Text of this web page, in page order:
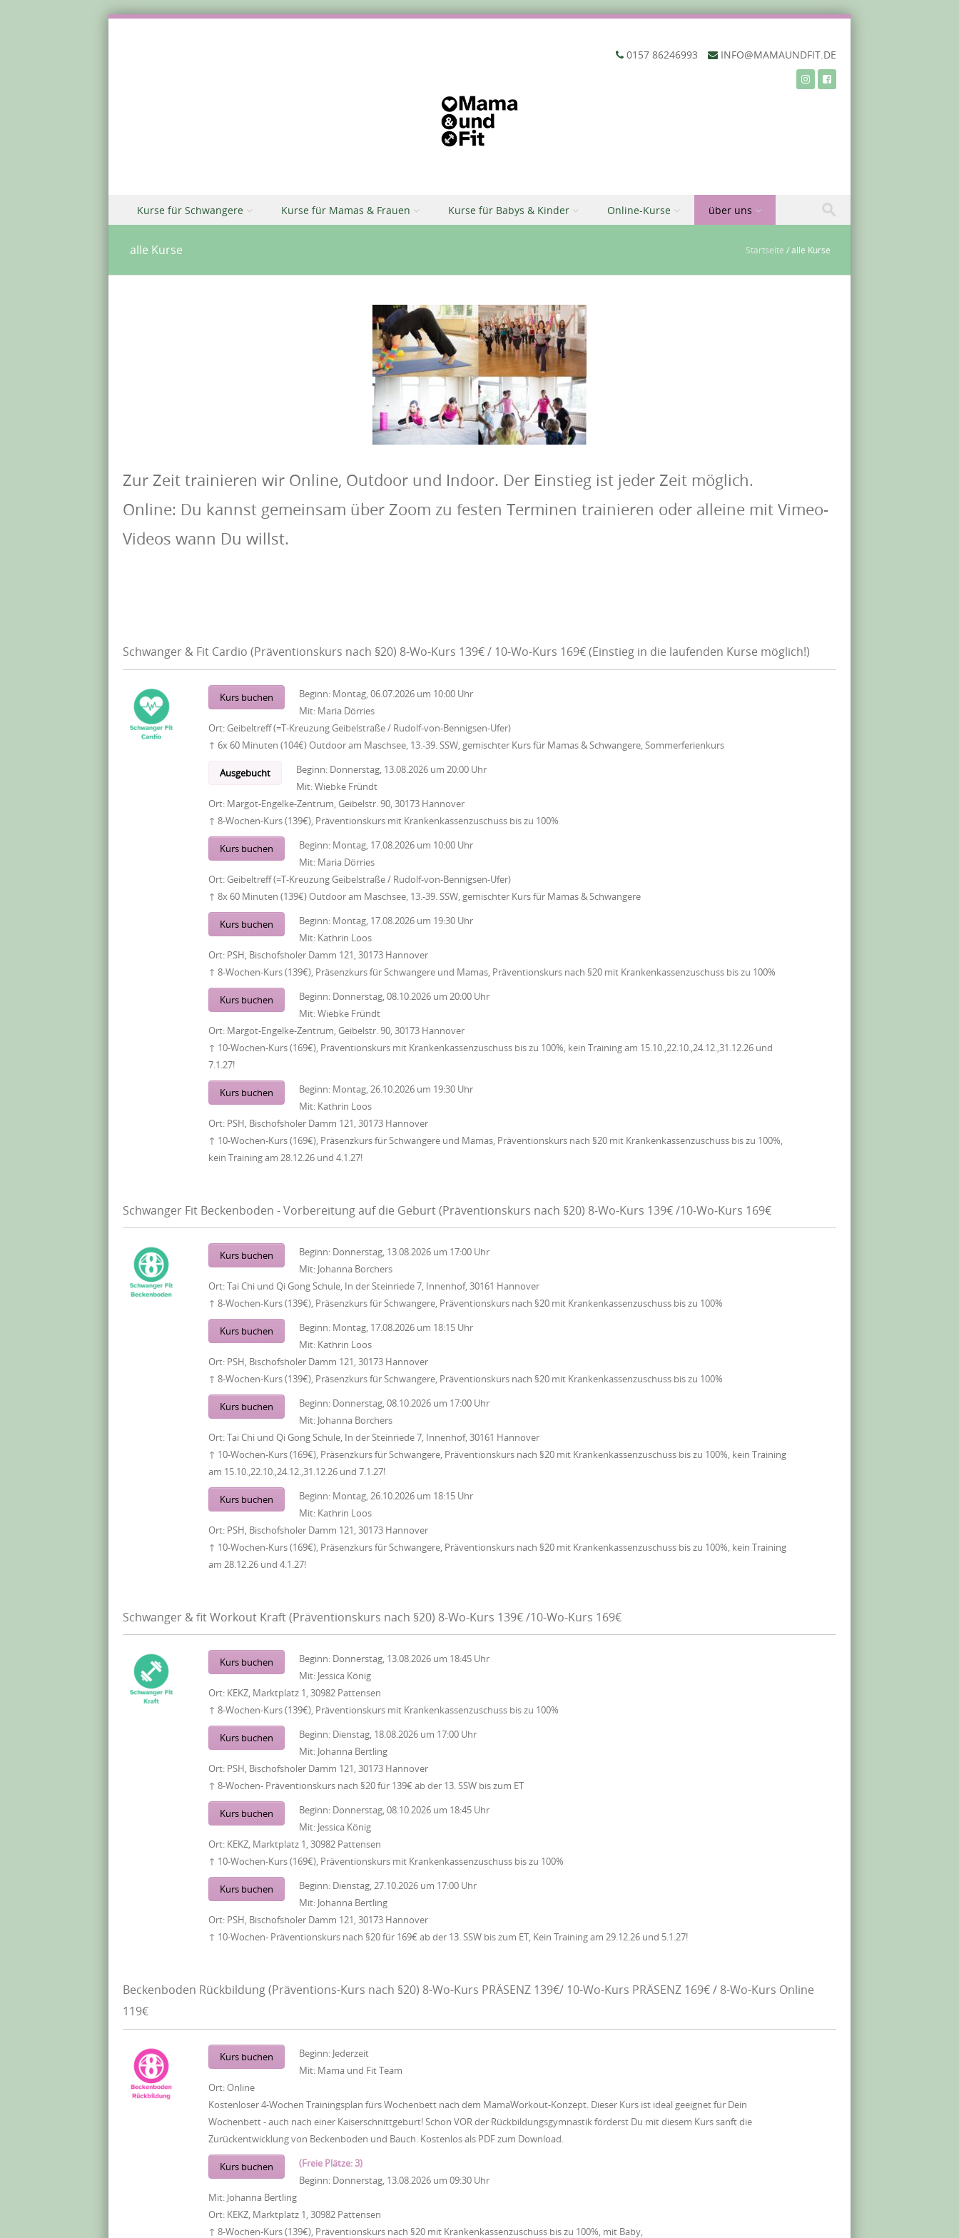
‭0157 86246993‬ INFO@MAMAUNDFIT.DE
Menü
Zu Inhalt springen
Kurse für Schwangere Kurse für Mamas & Frauen Kurse für Babys & Kinder Online-Kurse über uns
alle Kurse Startseite /alle Kurse
Zur Zeit trainieren wir Online, Outdoor und Indoor. Der Einstieg ist jeder Zeit möglich.
Online: Du kannst gemeinsam über Zoom zu festen Terminen trainieren oder alleine mit Vimeo-
Videos wann Du willst.
Schwanger & Fit Cardio (Präventionskurs nach §20) 8-Wo-Kurs 139€ / 10-Wo-Kurs 169€ (Einstieg in die laufenden Kurse möglich!)
Kurs buchen Beginn: Montag, 06.07.2026 um 10:00 Uhr
Mit: Maria Dörries
Ort:Geibeltreff (=T-Kreuzung Geibelstraße / Rudolf-von-Bennigsen-Ufer)
↑ 6x 60 Minuten (104€) Outdoor am Maschsee, 13.-39. SSW, gemischter Kurs für Mamas & Schwangere, Sommerferienkurs
Ausgebucht Beginn: Donnerstag, 13.08.2026 um 20:00 Uhr
Mit:Wiebke Fründt
Ort: Margot-Engelke-Zentrum, Geibelstr. 90, 30173 Hannover
↑ 8-Wochen-Kurs (139€), Präventionskurs mit Krankenkassenzuschuss bis zu 100%
Kurs buchen Beginn: Montag, 17.08.2026 um 10:00 Uhr
Mit: Maria Dörries
Ort:Geibeltreff (=T-Kreuzung Geibelstraße / Rudolf-von-Bennigsen-Ufer)
↑ 8x 60 Minuten (139€) Outdoor am Maschsee, 13.-39. SSW, gemischter Kurs für Mamas & Schwangere
Kurs buchen Beginn: Montag, 17.08.2026 um 19:30 Uhr
Mit: Kathrin Loos
Ort: PSH, Bischofsholer Damm 121, 30173 Hannover
↑ 8-Wochen-Kurs (139€), Präsenzkurs für Schwangere und Mamas, Präventionskurs nach §20 mit Krankenkassenzuschuss bis zu 100%
Kurs buchen Beginn: Donnerstag, 08.10.2026 um 20:00 Uhr
Mit:Wiebke Fründt
Ort: Margot-Engelke-Zentrum, Geibelstr. 90, 30173 Hannover
↑ 10-Wochen-Kurs (169€), Präventionskurs mit Krankenkassenzuschuss bis zu 100%, kein Training am 15.10.,22.10.,24.12.,31.12.26 und
7.1.27!
Kurs buchen Beginn: Montag, 26.10.2026 um 19:30 Uhr
Mit: Kathrin Loos
Ort: PSH, Bischofsholer Damm 121, 30173 Hannover
↑ 10-Wochen-Kurs (169€), Präsenzkurs für Schwangere und Mamas, Präventionskurs nach §20 mit Krankenkassenzuschuss bis zu 100%,
kein Training am 28.12.26 und 4.1.27!
Schwanger Fit Beckenboden - Vorbereitung auf die Geburt (Präventionskurs nach §20) 8-Wo-Kurs 139€ /10-Wo-Kurs 169€
Kurs buchen Beginn: Donnerstag, 13.08.2026 um 17:00 Uhr
Mit: Johanna Borchers
Ort:Tai Chi und Qi Gong Schule, In der Steinriede 7, Innenhof, 30161 Hannover
↑ 8-Wochen-Kurs (139€), Präsenzkurs für Schwangere, Präventionskurs nach §20 mit Krankenkassenzuschuss bis zu 100%
Kurs buchen Beginn: Montag, 17.08.2026 um 18:15 Uhr
Mit: Kathrin Loos
Ort: PSH, Bischofsholer Damm 121, 30173 Hannover
↑ 8-Wochen-Kurs (139€), Präsenzkurs für Schwangere, Präventionskurs nach §20 mit Krankenkassenzuschuss bis zu 100%
Kurs buchen Beginn: Donnerstag, 08.10.2026 um 17:00 Uhr
Mit: Johanna Borchers
Ort:Tai Chi und Qi Gong Schule, In der Steinriede 7, Innenhof, 30161 Hannover
↑ 10-Wochen-Kurs (169€), Präsenzkurs für Schwangere, Präventionskurs nach §20 mit Krankenkassenzuschuss bis zu 100%, kein Training
am 15.10.,22.10.,24.12.,31.12.26 und 7.1.27!
Kurs buchen Beginn: Montag, 26.10.2026 um 18:15 Uhr
Mit: Kathrin Loos
Ort: PSH, Bischofsholer Damm 121, 30173 Hannover
↑ 10-Wochen-Kurs (169€), Präsenzkurs für Schwangere, Präventionskurs nach §20 mit Krankenkassenzuschuss bis zu 100%, kein Training
am 28.12.26 und 4.1.27!
Schwanger & fit Workout Kraft (Präventionskurs nach §20) 8-Wo-Kurs 139€ /10-Wo-Kurs 169€
Kurs buchen Beginn: Donnerstag, 13.08.2026 um 18:45 Uhr
Mit: Jessica König
Ort: KEKZ, Marktplatz 1, 30982 Pattensen
↑ 8-Wochen-Kurs (139€), Präventionskurs mit Krankenkassenzuschuss bis zu 100%
Kurs buchen Beginn: Dienstag, 18.08.2026 um 17:00 Uhr
Mit: Johanna Bertling
Ort: PSH, Bischofsholer Damm 121, 30173 Hannover
↑ 8-Wochen- Präventionskurs nach §20 für 139€ ab der 13. SSW bis zum ET
Kurs buchen Beginn: Donnerstag, 08.10.2026 um 18:45 Uhr
Mit: Jessica König
Ort: KEKZ, Marktplatz 1, 30982 Pattensen
↑ 10-Wochen-Kurs (169€), Präventionskurs mit Krankenkassenzuschuss bis zu 100%
Kurs buchen Beginn: Dienstag, 27.10.2026 um 17:00 Uhr
Mit: Johanna Bertling
Ort: PSH, Bischofsholer Damm 121, 30173 Hannover
↑ 10-Wochen- Präventionskurs nach §20 für 169€ ab der 13. SSW bis zum ET, Kein Training am 29.12.26 und 5.1.27!
Beckenboden Rückbildung (Präventions-Kurs nach §20) 8-Wo-Kurs PRÄSENZ 139€/ 10-Wo-Kurs PRÄSENZ 169€ / 8-Wo-Kurs Online
119€
Kurs buchen Beginn: Jederzeit
Mit: Mama und Fit Team
Ort:Online
Kostenloser 4-Wochen Trainingsplan fürs Wochenbett nach dem MamaWorkout-Konzept. Dieser Kurs ist ideal geeignet für Dein
Wochenbett - auch nach einer Kaiserschnittgeburt! Schon VOR der Rückbildungsgymnastik förderst Du mit diesem Kurs sanft die
Zurückentwicklung von Beckenboden und Bauch. Kostenlos als PDF zum Download.
Kurs buchen
(Freie Plätze: 3)
Beginn: Donnerstag, 13.08.2026 um 09:30 Uhr
Mit: Johanna Bertling
Ort: KEKZ, Marktplatz 1, 30982 Pattensen
↑ 8-Wochen-Kurs (139€), Präventionskurs nach §20 mit Krankenkassenzuschuss bis zu 100%, mit Baby,